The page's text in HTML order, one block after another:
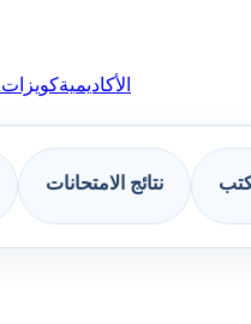
الأكاديميةكويزات
نتائج الامتحانات